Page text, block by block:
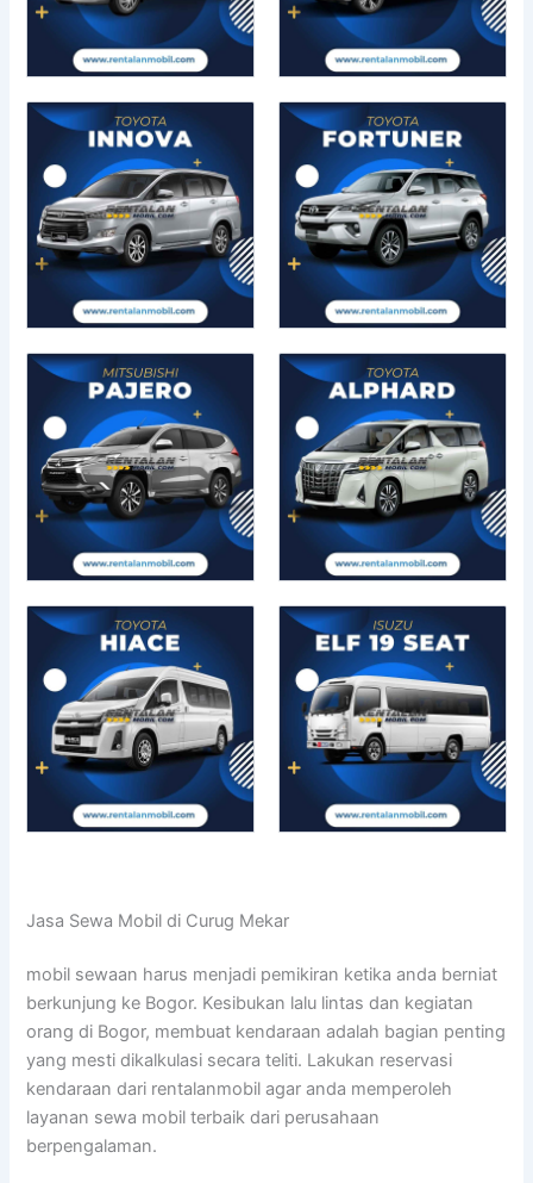
Jasa Sewa Mobil di Curug Mekar
mobil sewaan harus menjadi pemikiran ketika anda berniat
berkunjung ke Bogor. Kesibukan lalu lintas dan kegiatan
orang di Bogor, membuat kendaraan adalah bagian penting
yang mesti dikalkulasi secara teliti. Lakukan reservasi
kendaraan dari rentalanmobil agar anda memperoleh
layanan sewa mobil terbaik dari perusahaan
berpengalaman.